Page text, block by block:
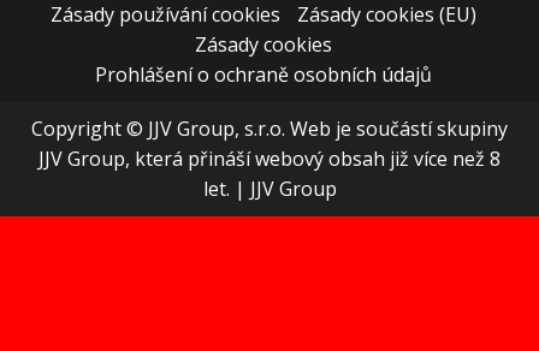
Zásady používání cookies
Zásady cookies (EU)
Zásady cookies
Prohlášení o ochraně osobních údajů
Copyright © JJV Group, s.r.o. Web je součástí skupiny
JJV Group, která přináší webový obsah již více než 8
let. | JJV Group